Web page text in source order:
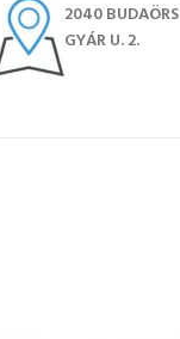
2040 BUDAÖRS
GYÁR U. 2.